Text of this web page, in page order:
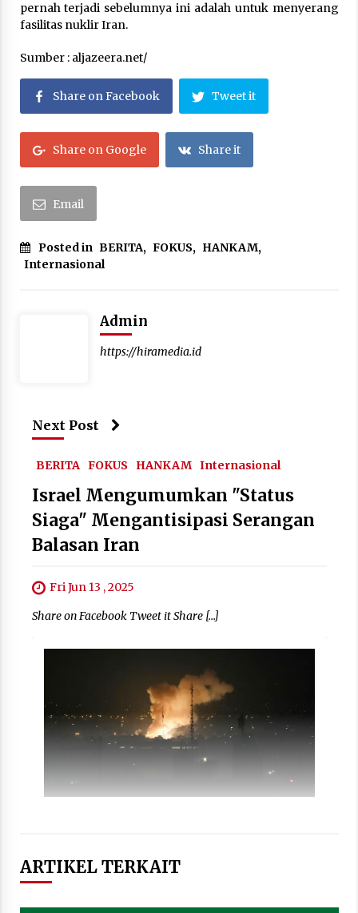
pernah terjadi sebelumnya ini adalah untuk menyerang
fasilitas nuklir Iran.
Sumber : aljazeera.net/
Share on Facebook Tweet it
Share on Google Share it
Email
Posted in BERITA, FOKUS, HANKAM,
Internasional
Admin
https://hiramedia.id
Next Post
BERITA FOKUS HANKAM Internasional
Israel Mengumumkan "Status
Siaga" Mengantisipasi Serangan
Balasan Iran
Fri Jun 13 , 2025
Share on Facebook Tweet it Share […]
ARTIKEL TERKAIT